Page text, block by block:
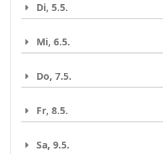
Di, 5.5.
Mi, 6.5.
Do, 7.5.
Fr, 8.5.
Sa, 9.5.